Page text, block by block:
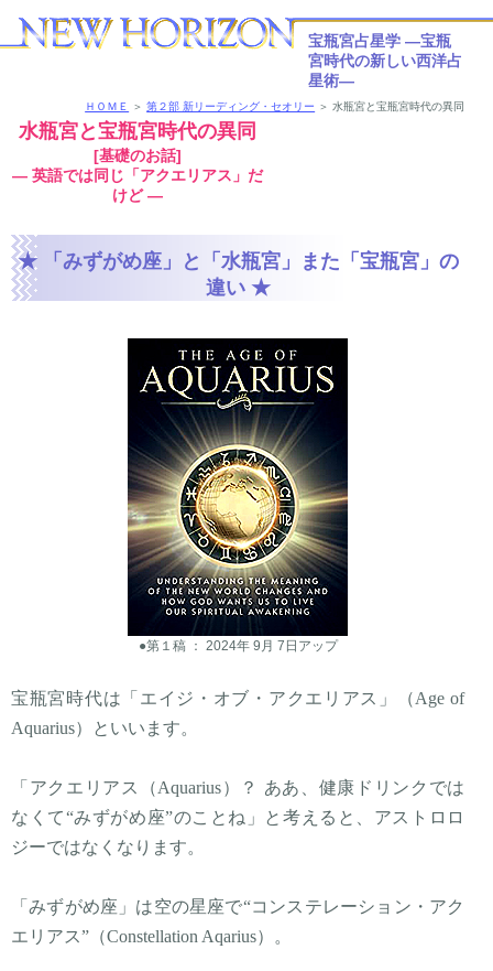
宝瓶宮占星学 ―宝瓶
宮時代の新しい西洋占
星術―
ＨＯＭＥ ＞第２部 新リーディング・セオリー ＞ 水瓶宮と宝瓶宮時代の異同
水瓶宮と宝瓶宮時代の異同
[基礎のお話]
― 英語では同じ「アクエリアス」だ
けど ―
★「みずがめ座」と「水瓶宮」また「宝瓶宮」の
違い ★
●第１稿 ： 2024年 9月 7日アップ
宝瓶宮時代は「エイジ・オブ・アクエリアス」（Age of
Aquarius）といいます。
「アクエリアス（Aquarius）？ ああ、健康ドリンクでは
なくて“みずがめ座”のことね」と考えると、アストロロ
ジーではなくなります。
「みずがめ座」は空の星座で“コンステレーション・アク
エリアス”（Constellation Aqarius）。